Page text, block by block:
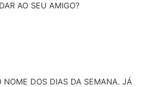
AO SEU AMIGO?
NOME DOS DIAS DA SEMANA. JÁ